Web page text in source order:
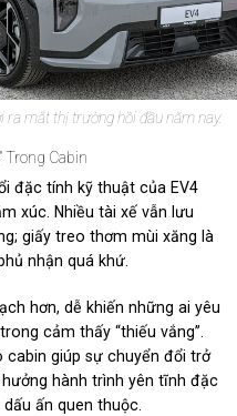
ra mắt thị trường hồi đầu năm nay.
Trong Cabin
đặc tính kỹ thuật của EV4
xúc. Nhiều tài xế vẫn lưu
giấy treo thơm mùi xăng là
nhận quá khứ.
hơn, dễ khiến những ai yêu
cảm thấy “thiếu vắng”.
giúp sự chuyển đổi trở
hành trình yên tĩnh đặc
ấn quen thuộc.